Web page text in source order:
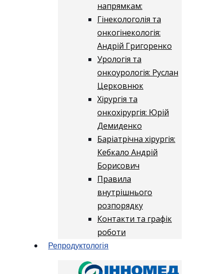
напрямкам:
Гінекологолія та
онкогінекологія:
Андрій Григоренко
Урологія та
онкоурологія: Руслан
Церковнюк
Хірургія та
онкохірургія: Юрій
Демиденко
Баріатрічна хірургія:
Кебкало Андрій
Борисович
Правила
внутрішнього
розпорядку
Контакти та графік
роботи
Репродуктологія